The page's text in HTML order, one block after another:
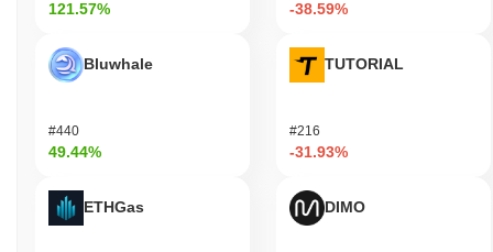
121.57%
Bluwhale
#440
49.44%
ETHGas
-38.59%
TUTORIAL
#216
-31.93%
DIMO